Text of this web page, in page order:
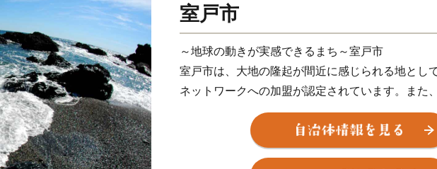
室戸市
～地球の動きが実感できるまち～室戸市
室戸市は、大地の隆起が間近に感じられる地とし
ネットワークへの加盟が認定されています。また
つ室戸岬を有する美しい自然豊かなまちです。金
富な魚種を誇る海産物や温暖な気候を活かしたビ
の農産物はもちろん、イルカとのふれあい等、現